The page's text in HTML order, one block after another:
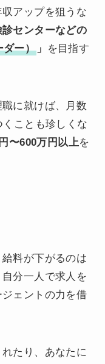
アップを狙うな
センターなどの
ダー） 」
を目指す
に就けば、月数
ことも珍しくな
〜600万円以上を
給料が下がるのは
分一人で求人を
ェントの力を借
たり、あなたに